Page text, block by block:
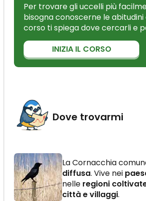
Per trovare gli uccelli più
bisogna conoscerne le
corso ti spiega dove cercarli e
INIZIA IL CORSO
Dove trovarmi
La Cornacchia
diffusa. Vive nei
nelle regioni
città e villaggi.